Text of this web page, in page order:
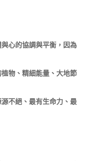
心的協調與平衡，因為
物、精細能量、大地節
不絕、最有生命力、最